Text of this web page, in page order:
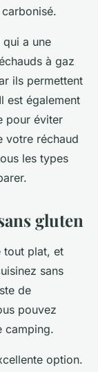
a une
à gaz
ils permettent
est également
pour éviter
votre réchaud
les types
gluten
tout plat, et
sans
de
pouvez
camping.
option.